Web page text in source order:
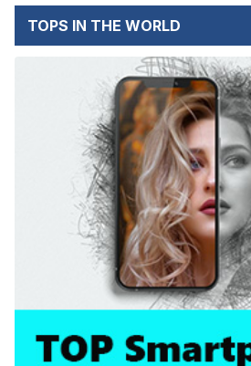
TOPS IN THE WORLD